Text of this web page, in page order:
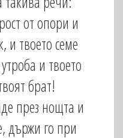
от опори и
и твоето семе
и твоето
брат!
през нощта и
държи го при